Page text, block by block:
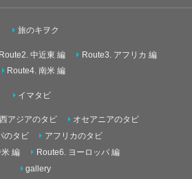
旅のキヲク
Route2. 中近東 編
Route3. アフリカ 編
Route4. 南米 編
イマタビ
西アジアのタビ
オセアニアのタビ
のタビ
アフリカのタビ
米 編
Route6. ヨーロッパ 編
gallery